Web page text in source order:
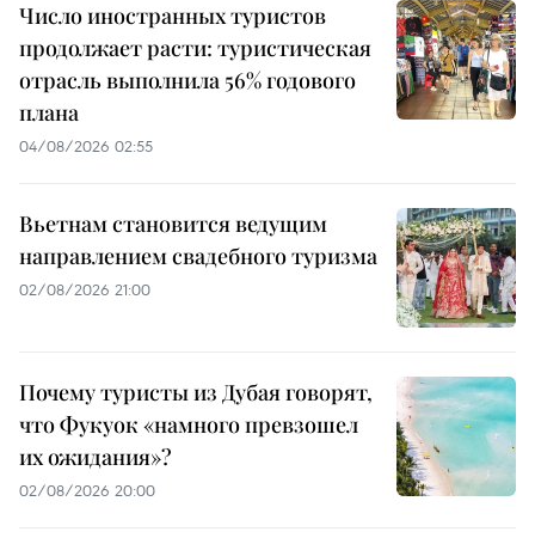
Число иностранных туристов
продолжает расти: туристическая
отрасль выполнила 56% годового
плана
04/08/2026 02:55
Вьетнам становится ведущим
направлением свадебного туризма
02/08/2026 21:00
Почему туристы из Дубая говорят,
что Фукуок «намного превзошел
их ожидания»?
02/08/2026 20:00